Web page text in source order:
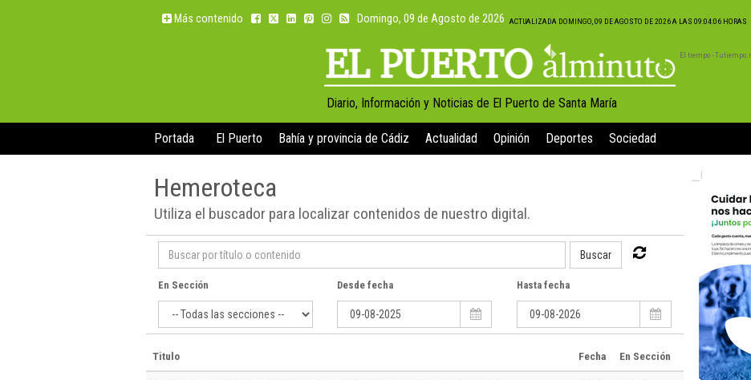
Más contenido Domingo, 09 de Agosto de 2026 ACTUALIZADA DOMINGO, 09 DE AGOSTO DE 2026 A LAS 09:04:06 HORAS
Diario, Información y Noticias de El Puerto de Santa María
El tiempo -
Portada El Puerto Bahía y provincia de Cádiz Actualidad Opinión Deportes Sociedad
Hemeroteca
Utiliza el buscador para localizar contenidos de nuestro digital.
Buscar
En Sección Desde fecha Hasta fecha
Titulo Fecha En Sección